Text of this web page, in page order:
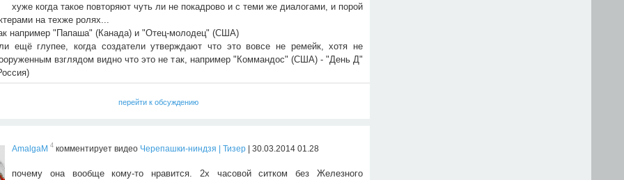
хуже когда такое повторяют чуть ли не покадрово и с теми же диалогами, и порой
на техже ролях...
например "Папаша" (Канада) и "Отец-молодец" (США)
ещё глупее, когда создатели утверждают что это вовсе не ремейк, хотя не
взглядом видно что это не так, например "Коммандос" (США) - "День Д"
перейти к обсуждению
AmalgaM 4 комментирует видео Черепашки-ниндзя | Тизер | 30.03.2014 01.28
почему она вообще кому-то нравится. 2х часовой ситком без Железного